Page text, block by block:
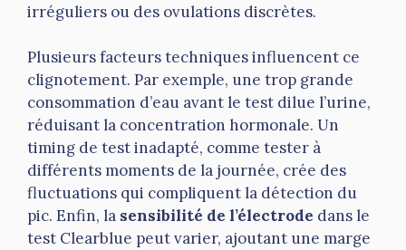
irréguliers ou des ovulations discrètes.
Plusieurs facteurs techniques influencent ce
clignotement. Par exemple, une trop grande
consommation d’eau avant le test dilue l’urine,
réduisant la concentration hormonale. Un
timing de test inadapté, comme tester à
différents moments de la journée, crée des
fluctuations qui compliquent la détection du
pic. Enfin, la sensibilité de l’électrode dans le
test Clearblue peut varier, ajoutant une marge